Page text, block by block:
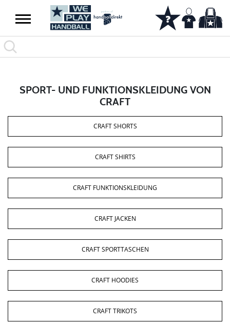
SPORT- UND FUNKTIONSKLEIDUNG VON
CRAFT
CRAFT SHORTS
CRAFT SHIRTS
CRAFT FUNKTIONSKLEIDUNG
CRAFT JACKEN
CRAFT SPORTTASCHEN
CRAFT HOODIES
CRAFT TRIKOTS